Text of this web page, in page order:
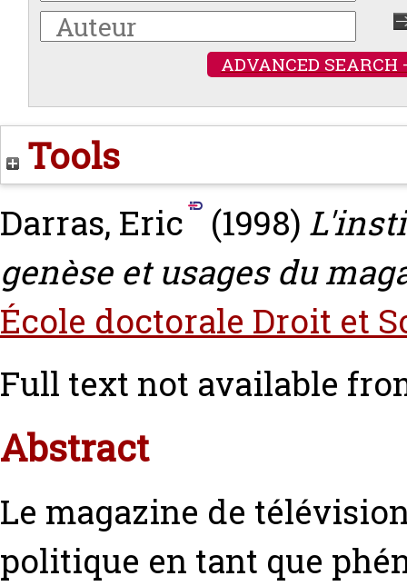
ADVANCED SEARCH
Tools
Darras, Eric (1998)
genèse et usages du
École doctorale Droit et
Full text not available
Abstract
Le magazine de
politique en tant que